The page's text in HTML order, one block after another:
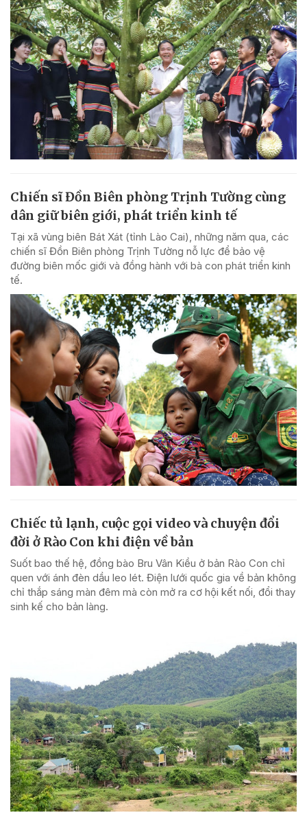
Chiến sĩ Đồn Biên phòng Trịnh Tường cùng
dân giữ biên giới, phát triển kinh tế
Tại xã vùng biên Bát Xát (tỉnh Lào Cai), những năm qua, các
chiến sĩ Đồn Biên phòng Trịnh Tường nỗ lực để bảo vệ
đường biên mốc giới và đồng hành với bà con phát triển kinh
tế.
Chiếc tủ lạnh, cuộc gọi video và chuyện đổi
đời ở Rào Con khi điện về bản
Suốt bao thế hệ, đồng bào Bru Vân Kiều ở bản Rào Con chỉ
quen với ánh đèn dầu leo lét. Điện lưới quốc gia về bản không
chỉ thắp sáng màn đêm mà còn mở ra cơ hội kết nối, đổi thay
sinh kế cho bản làng.